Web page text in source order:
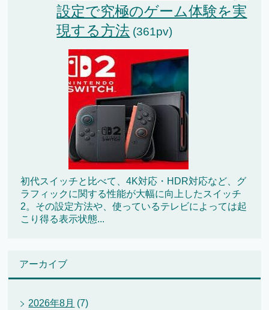
設定で究極のゲーム体験を実
現する方法 (361pv)
初代スイッチと比べて、4K対応・HDR対応など、グ
ラフィックに関する性能が大幅に向上したスイッチ
2。その設定方法や、使っているテレビによっては起
こり得る表示状態...
アーカイブ
2026年8月 (7)